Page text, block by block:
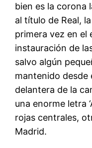
bien es la corona
al título de Real,
primera vez en el
instauración de
salvo algún
mantenido desde
delantera de la
una enorme letra
rojas centrales,
Madrid.